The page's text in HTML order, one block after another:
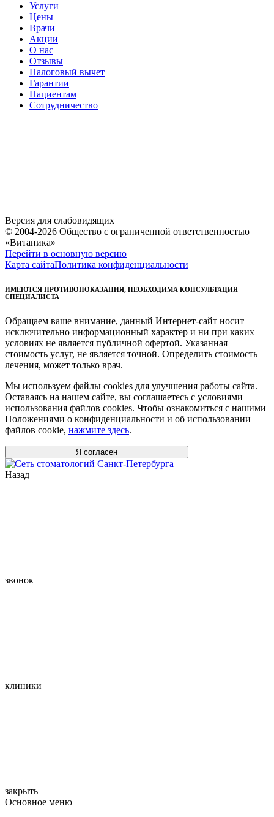
Услуги
Цены
Врачи
Акции
О нас
Отзывы
Налоговый вычет
Гарантии
Пациентам
Сотрудничество
Версия для слабовидящих
© 2004-2026 Общество с ограниченной ответственностью
«Витаника»
Перейти в основную версию
Карта сайтаПолитика конфиденциальности
ИМЕЮТСЯ ПРОТИВОПОКАЗАНИЯ, НЕОБХОДИМА КОНСУЛЬТАЦИЯ
СПЕЦИАЛИСТА
Обращаем ваше внимание, данный Интернет-сайт носит
исключительно информационный характер и ни при каких
условиях не является публичной офертой. Указанная
стоимость услуг, не является точной. Определить стоимость
лечения, может только врач.
Мы используем файлы cookies для улучшения работы сайта.
Оставаясь на нашем сайте, вы соглашаетесь с условиями
использования файлов cookies. Чтобы ознакомиться с нашими
Положениями о конфиденциальности и об использовании
файлов cookie, нажмите здесь.
Я согласен
Назад
звонок
клиники
закрыть
Основное меню